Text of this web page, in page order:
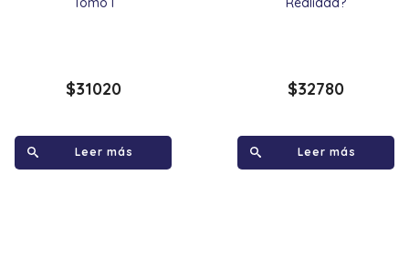
$31020
Leer más
$32780
Leer más